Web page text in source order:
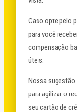
Caso opte pelo
para você
compensação
úteis.
Nossa sugestão
para agilizar o
seu cartão de